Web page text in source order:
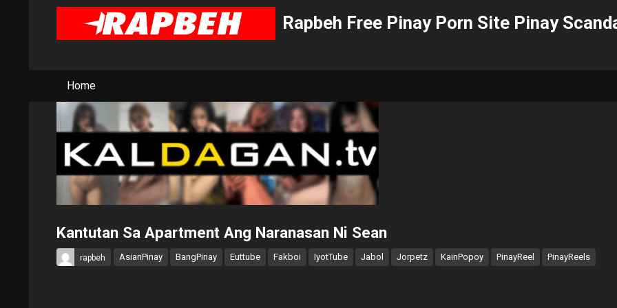
Rapbeh Free Pinay Porn Site Pinay
Home
Kantutan Sa Apartment Ang Naranasan Ni Sean
rapbeh AsianPinay BangPinay Euttube Fakboi IyotTube Jabol Jorpetz KainPopoy PinayReel PinayReels